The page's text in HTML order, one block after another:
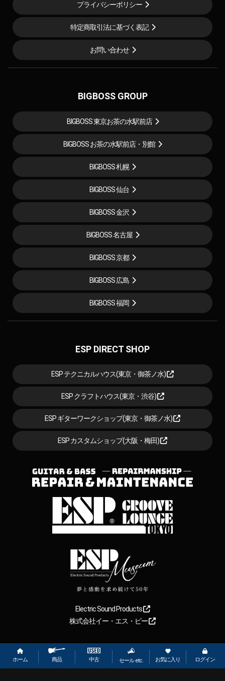
ホーム 商品 中古 セール etc. お気に入り ログイン
プライバシーポリシー
特定商取引法に基づく表記
お問い合わせ
BIGBOSS GROUP
BIGBOSS 東京お茶の水駅前店
BIGBOSS お茶の水駅前店・別館
BIGBOSS 札幌
BIGBOSS 仙台
BIGBOSS 金沢
BIGBOSS 名古屋
BIGBOSS 京都
BIGBOSS 広島
BIGBOSS 福岡
ESP DIRECT SHOP
ESP テクニカルハウス(東京・御茶ノ水)
ESP クラフトハウス(東京・渋谷)
ESP ギターワークショップ(東京・御茶ノ水)
ESP カスタムショップ(大阪・梅田)
Electric Sound Products
株式会社イー・エス・ピー
Copyright 2026【ESP直営】BIGBOSS オンラインマーケット(ギター＆
ベース). All rights reserved.